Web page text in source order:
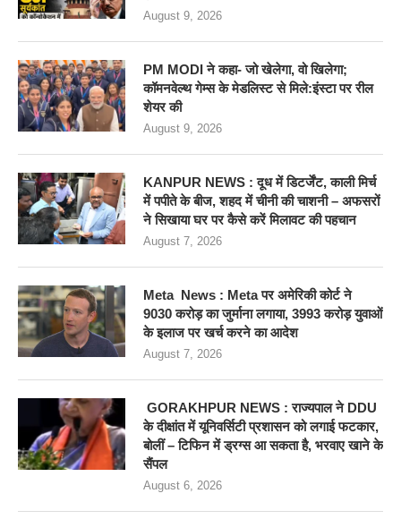
August 9, 2026
PM MODI ने कहा- जो खेलेगा, वो खिलेगा;
कॉमनवेल्थ गेम्स के मेडलिस्ट से मिले:इंस्टा पर रील
शेयर की
August 9, 2026
KANPUR NEWS : दूध में डिटर्जेंट, काली मिर्च
में पपीते के बीज, शहद में चीनी की चाशनी – अफसरों
ने सिखाया घर पर कैसे करें मिलावट की पहचान
August 7, 2026
Meta News : Meta पर अमेरिकी कोर्ट ने
9030 करोड़ का जुर्माना लगाया, 3993 करोड़ युवाओं
के इलाज पर खर्च करने का आदेश
August 7, 2026
GORAKHPUR NEWS : राज्यपाल ने DDU
के दीक्षांत में यूनिवर्सिटी प्रशासन को लगाई फटकार,
बोलीं – टिफिन में ड्रग्स आ सकता है, भरवाए खाने के
सैंपल
August 6, 2026